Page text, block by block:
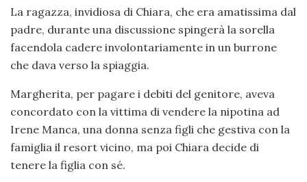
La ragazza, invidiosa di Chiara, che era amatissima dal
padre, durante una discussione spingerà la sorella
facendola cadere involontariamente in un burrone
che dava verso la spiaggia.
Margherita, per pagare i debiti del genitore, aveva
concordato con la vittima di vendere la nipotina ad
Irene Manca, una donna senza figli che gestiva con la
famiglia il resort vicino, ma poi Chiara decide di
tenere la figlia con sé.